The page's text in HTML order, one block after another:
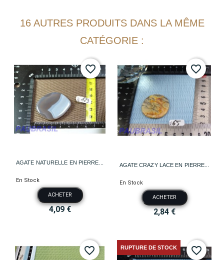
16 AUTRES PRODUITS DANS LA MÊME
CATÉGORIE :
AGATE NATURELLE EN PIERRE...
En Stock
ACHETER
4,09 €
favorite_border
AGATE CRAZY LACE EN PIERRE...
En Stock
ACHETER
2,84 €
favorite_border
favorite_border RUPTURE DE STOCK favorite_border